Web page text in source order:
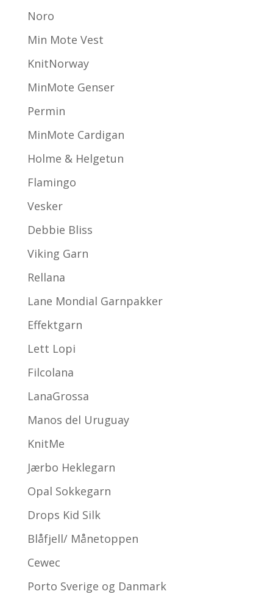
Noro
Min Mote Vest
KnitNorway
MinMote Genser
Permin
MinMote Cardigan
Holme & Helgetun
Flamingo
Vesker
Debbie Bliss
Viking Garn
Rellana
Lane Mondial Garnpakker
Effektgarn
Lett Lopi
Filcolana
LanaGrossa
Manos del Uruguay
KnitMe
Jærbo Heklegarn
Opal Sokkegarn
Drops Kid Silk
Blåfjell/ Månetoppen
Cewec
Porto Sverige og Danmark